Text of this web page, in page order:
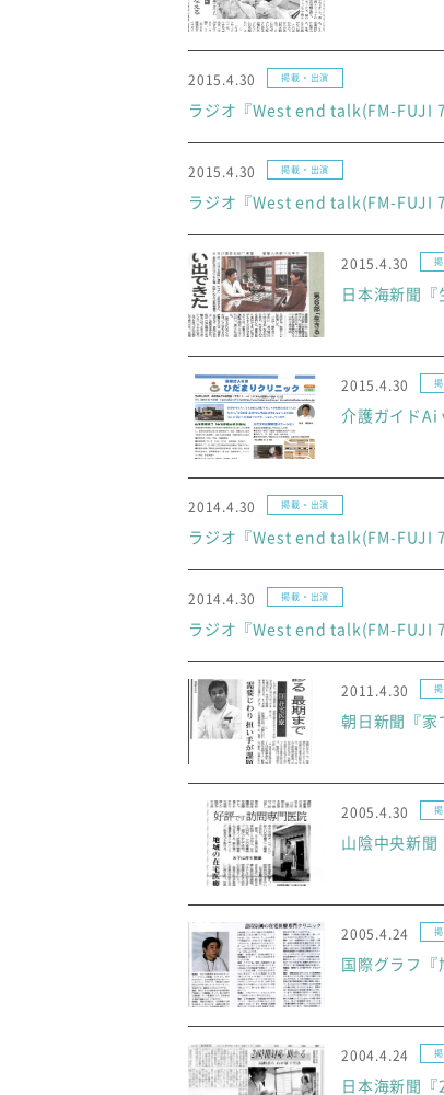
2015.4.30 掲載・出演
ラジオ『West end talk(FM-FUJI
2015.4.30 掲載・出演
ラジオ『West end talk(FM-FUJI
2015.4.30
日本海新聞
2015.4.30
介護ガイドAi
2014.4.30 掲載・出演
ラジオ『West end talk(FM-FUJI
2014.4.30 掲載・出演
ラジオ『West end talk(FM-FUJI
2011.4.30
朝日新聞『
2005.4.30
山陰中央新
2005.4.24
国際グラフ『
2004.4.24
日本海新聞